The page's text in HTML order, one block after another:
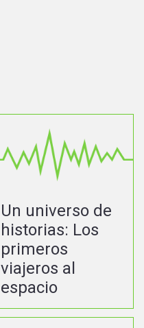
Un universo de
historias: Los
primeros
viajeros al
espacio